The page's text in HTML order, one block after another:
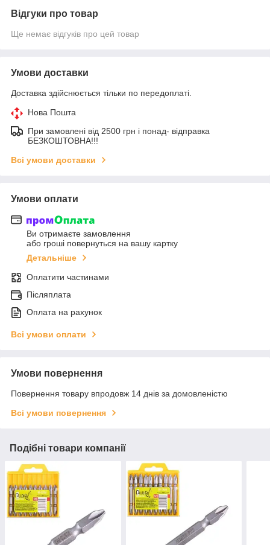
Відгуки про товар
Ще немає відгуків про цей товар
Умови доставки
Доставка здійснюється тільки по передоплаті.
Нова Пошта
При замовлені від 2500 грн і понад- відправка
БЕЗКОШТОВНА!!!
Всі умови доставки
Умови оплати
Ви отримаєте замовлення
або гроші повернуться на вашу картку
Детальніше
Оплатити частинами
Післяплата
Оплата на рахунок
Всі умови оплати
Умови повернення
Повернення товару впродовж 14 днів за домовленістю
Всі умови повернення
Подібні товари компанії